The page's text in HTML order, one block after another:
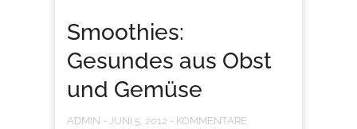
Smoothies:
Gesundes aus Obst
und Gemüse
ADMIN - JUNI 5, 2012 - KOMMENTARE